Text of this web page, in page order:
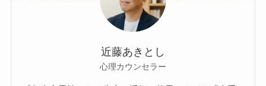
近藤あきとし
心理カウンセラー